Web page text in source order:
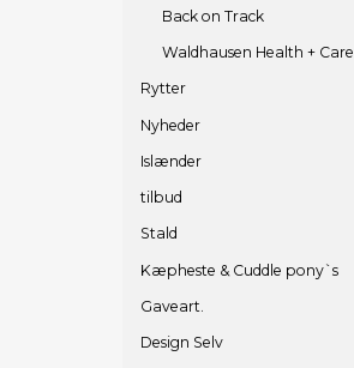
Back on Track
Waldhausen Health + Care
Rytter
Nyheder
Islænder
tilbud
Stald
Kæpheste & Cuddle pony`s
Gaveart.
Design Selv